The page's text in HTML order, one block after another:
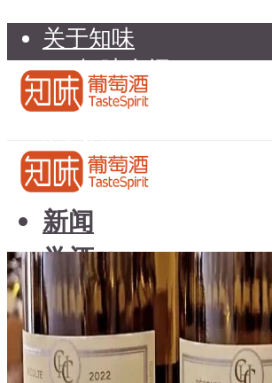
关于知味
知味介绍
知味专家顾问委员会
联系我们
知味荐酒
新闻
学酒
基础知识
品种
年份
知味荐酒
新闻
学酒
基础知识